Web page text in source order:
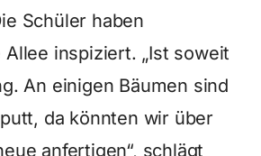
Schüler haben
inspiziert. „Ist soweit
An einigen Bäumen sind
da könnten wir über
anfertigen“, schlägt